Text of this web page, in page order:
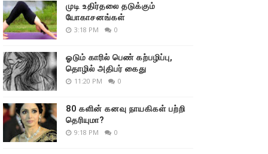
முடி உதிர்தலை தடுக்கும்
யோகாசனங்கள்
3:18 PM 0
ஓடும் காரில் பெண் கற்பழிப்பு,
தொழில் அதிபர் கைது
11:20 PM 0
80 களின் கனவு நாயகிகள் பற்றி
தெரியுமா?
9:18 PM 0